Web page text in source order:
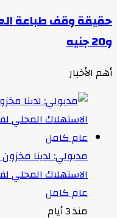
و20 جنيه
أهم الأخبار
مدبولي: لدينا
الاستهلاك المحلي
عام كامل
منذ 3 أيام